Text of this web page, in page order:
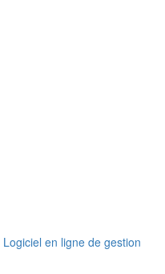
Logiciel en ligne de gestion